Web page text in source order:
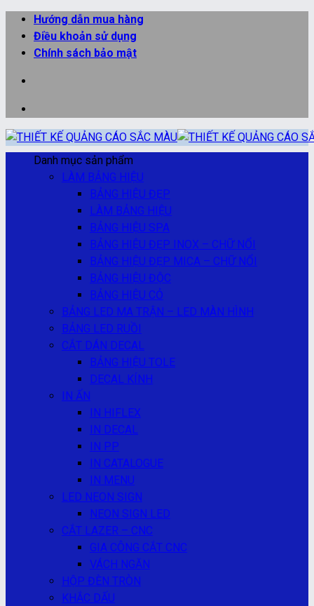
qua
Hướng dẫn mua hàng
Điều khoản sử dụng
Chính sách bảo mật
Danh mục sản phẩm
LÀM BẢNG HIỆU
BẢNG HIỆU ĐẸP
LÀM BẢNG HIỆU
BẢNG HIỆU SPA
BẢNG HIỆU ĐẸP INOX – CHỮ NỔI
BẢNG HIỆU ĐẸP MICA – CHỮ NỔI
BẢNG HIỆU ĐỘC
BẢNG HIỆU CỎ
BẢNG LED MA TRẬN – LED MÀN HÌNH
BẢNG LED RUỒI
CẮT DÁN DECAL
BẢNG HIỆU TOLE
DECAL KÍNH
IN ẤN
IN HIFLEX
IN DECAL
IN PP
IN CATALOGUE
IN MENU
LED NEON SIGN
NEON SIGN LED
CẮT LAZER – CNC
GIA CÔNG CẮT CNC
VÁCH NGĂN
HỘP ĐÈN TRÒN
KHẮC DẤU